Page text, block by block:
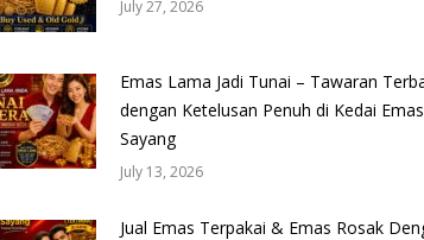
July 27, 2026
Emas Lama Jadi Tunai – Tawaran
dengan Ketelusan Penuh di Kedai Emas
Sayang
July 13, 2026
Jual Emas Terpakai & Emas Rosak